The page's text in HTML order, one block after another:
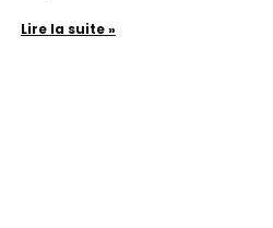
Lire la suite »